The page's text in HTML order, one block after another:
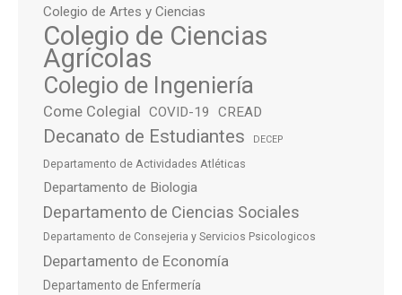
Colegio de Artes y Ciencias
Colegio de Ciencias
Agrícolas
Colegio de Ingeniería
Come Colegial COVID-19 CREAD
Decanato de Estudiantes DECEP
Departamento de Actividades Atléticas
Departamento de Biologia
Departamento de Ciencias Sociales
Departamento de Consejeria y Servicios Psicologicos
Departamento de Economía
Departamento de Enfermería